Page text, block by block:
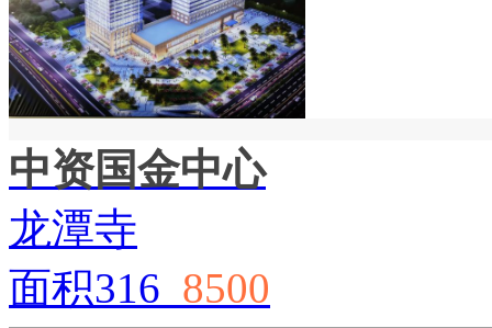
中资国金中心
龙潭寺
面积316 8500